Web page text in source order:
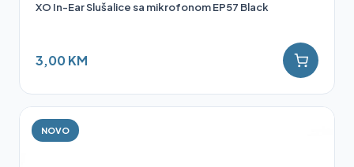
XO In-Ear Slušalice sa mikrofonom EP57 Black
3,00 KM
NOVO